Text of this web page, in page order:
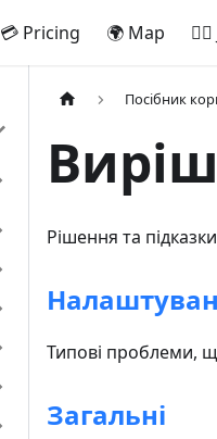
💳 Pricing 🌍 Map
Посібник
Рішення та
Типові проблеми,
Загальні